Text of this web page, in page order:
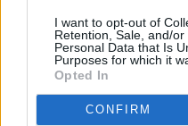
I want to opt-out of
Retention, Sale, and/
Personal Data that Is
Purposes for which it
Opted In
CONFIRM
Έχει μικρότερη
κόστος ανά μήνα
Οι ίδιες αναλύσεις της